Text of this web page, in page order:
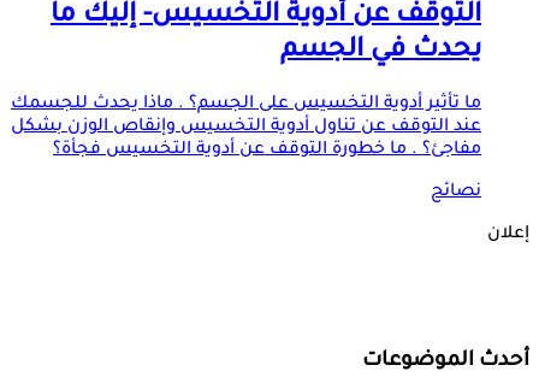
التوقف عن أدوية التخسيس- إليك ما
يحدث في الجسم
ما تأثير أدوية التخسيس على الجسم؟ . ماذا يحدث للجسمك
عند التوقف عن تناول أدوية التخسيس وإنقاص الوزن بشكل
مفاجئ؟ . ما خطورة التوقف عن أدوية التخسيس فجأة؟
نصائح
إعلان
أحدث الموضوعات